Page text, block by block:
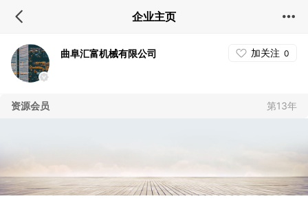
企业主页
曲阜汇富机械有限公司 加关注 0
资源会员 第13年